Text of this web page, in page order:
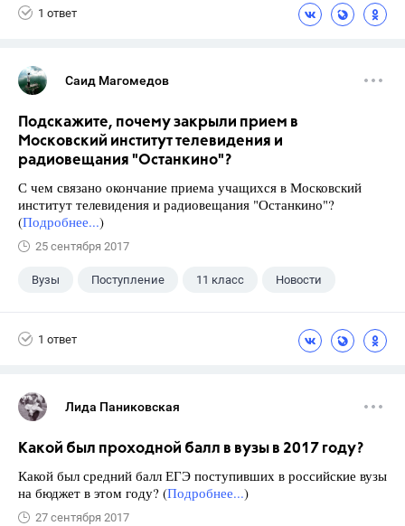
1 ответ
Саид Магомедов
Подскажите, почему закрыли прием в
Московский институт телевидения и
радиовещания "Останкино"?
С чем связано окончание приема учащихся в Московский
институт телевидения и радиовещания "Останкино"?
(Подробнее...)
25 сентября 2017
Вузы Поступление 11 класс Новости
1 ответ
Лида Паниковская
Какой был проходной балл в вузы в 2017 году?
Какой был средний балл ЕГЭ поступивших в российские вузы
на бюджет в этом году? (Подробнее...)
27 сентября 2017